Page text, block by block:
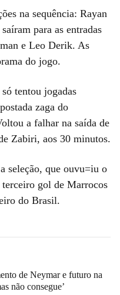
na sequência: Rayan
para as entradas
e Leo Derik. As
do jogo.
tentou jogadas
zaga do
a falhar na saída de
Zabiri, aos 30 minutos.
seleção, que ouvu=iu o
gol de Marrocos
do Brasil.
de Neymar e futuro na
não consegue’